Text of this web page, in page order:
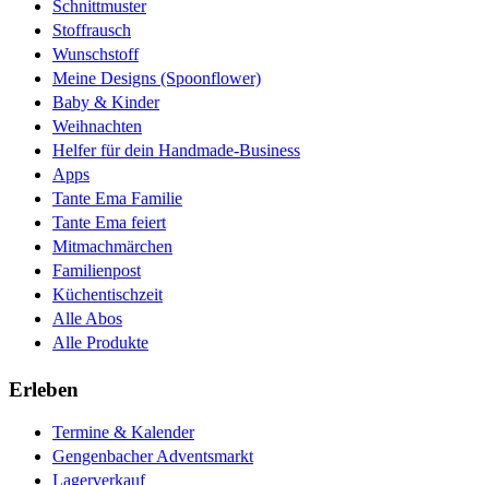
Schnittmuster
Stoffrausch
Wunschstoff
Meine Designs (Spoonflower)
Baby & Kinder
Weihnachten
Helfer für dein Handmade-Business
Apps
Tante Ema Familie
Tante Ema feiert
Mitmachmärchen
Familienpost
Küchentischzeit
Alle Abos
Alle Produkte
Erleben
Termine & Kalender
Gengenbacher Adventsmarkt
Lagerverkauf